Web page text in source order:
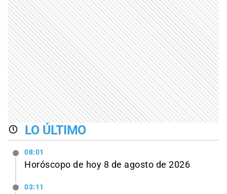
LO ÚLTIMO
08:01
Horóscopo de hoy 8 de agosto de 2026
03:11